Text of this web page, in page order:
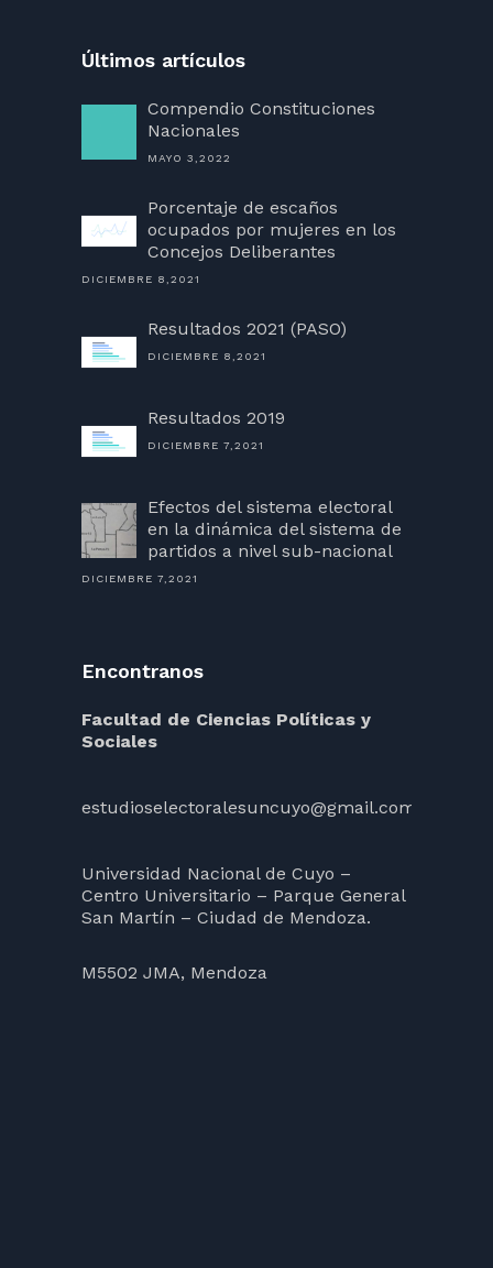
Últimos artículos
Compendio Constituciones
Nacionales
MAYO 3,2022
Porcentaje de escaños
ocupados por mujeres en los
Concejos Deliberantes
DICIEMBRE 8,2021
Resultados 2021 (PASO)
DICIEMBRE 8,2021
Resultados 2019
DICIEMBRE 7,2021
Efectos del sistema electoral
en la dinámica del sistema de
partidos a nivel sub-nacional
DICIEMBRE 7,2021
Encontranos
Facultad de Ciencias Políticas y
Sociales
estudioselectoralesuncuyo@gmail.com
Universidad Nacional de Cuyo –
Centro Universitario – Parque General
San Martín – Ciudad de Mendoza.
M5502 JMA, Mendoza